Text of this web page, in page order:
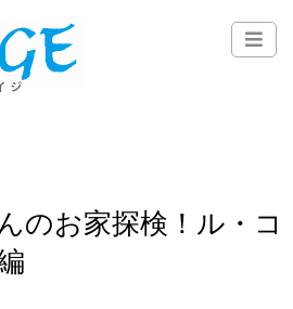
のお家探検！ル・コ